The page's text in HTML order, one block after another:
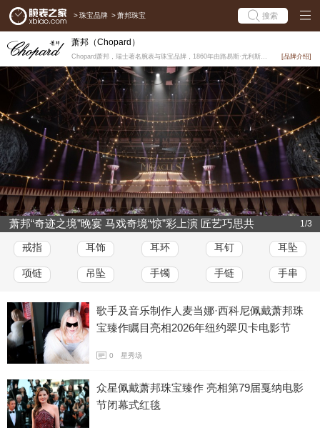
> 珠宝品牌 > 萧邦珠宝 搜索
萧邦（Chopard）
Chopard萧邦，瑞士著名腕表与珠宝品牌，1860年由路易斯·尤利斯·萧邦（Louis- Ulys... [品牌介绍]
萧邦“奇迹之境”晚宴 马戏奇境“惊”彩上演 匠艺巧思共
谱华章
1/3
戒指 耳饰 耳环 耳钉 耳坠
项链 吊坠 手镯 手链 手串
歌手及音乐制作人麦当娜·西科尼佩戴萧邦珠
宝臻作瞩目亮相2026年纽约翠贝卡电影节
0 星秀场
众星佩戴萧邦珠宝臻作 亮相第79届戛纳电影
节闭幕式红毯